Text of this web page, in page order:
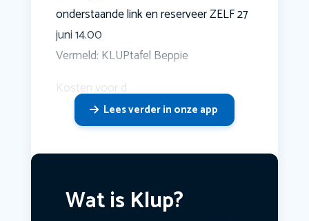
onderstaande link en reserveer ZELF 27
juni 14.00
Vermeld: KLUPtafel Beppie
Kosten voor d
Lees verder in onze app
Wat is Klup?